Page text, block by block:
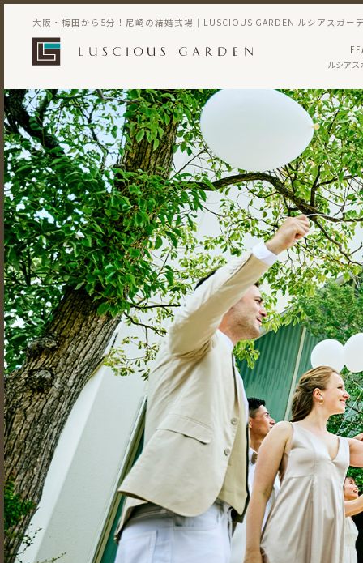
大阪・梅田から5分！尼崎の結婚式場｜LUSCIOUS GARDEN ルシアスガー
ルシアス